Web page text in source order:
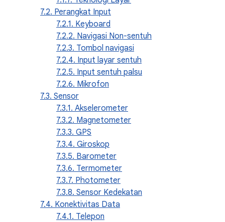
7.2. Perangkat Input
7.2.1. Keyboard
7.2.2. Navigasi Non-sentuh
7.2.3. Tombol navigasi
7.2.4. Input layar sentuh
7.2.5. Input sentuh palsu
7.2.6. Mikrofon
7.3. Sensor
7.3.1. Akselerometer
7.3.2. Magnetometer
7.3.3. GPS
7.3.4. Giroskop
7.3.5. Barometer
7.3.6. Termometer
7.3.7. Photometer
7.3.8. Sensor Kedekatan
7.4. Konektivitas Data
7.4.1. Telepon